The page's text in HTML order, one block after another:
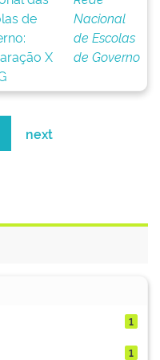
de
X
Nacional
de Escolas
de Governo
next
1
1